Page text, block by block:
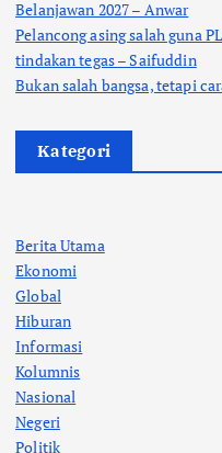
Belanjawan 2027 – Anwar
Pelancong asing salah guna
tindakan tegas – Saifuddin
Bukan salah bangsa, tetapi
Kategori
Berita Utama
Ekonomi
Global
Hiburan
Informasi
Kolumnis
Nasional
Negeri
Politik